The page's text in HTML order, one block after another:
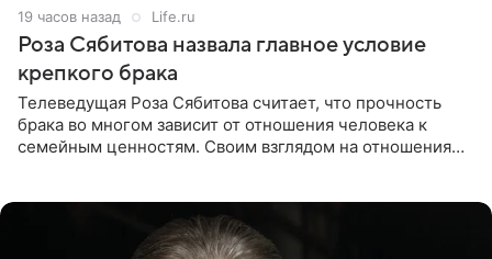
19 часов назад Life.ru
Роза Сябитова назвала главное условие
крепкого брака
Телеведущая Роза Сябитова считает, что прочность
брака во многом зависит от отношения человека к
семейным ценностям. Своим взглядом на отношения